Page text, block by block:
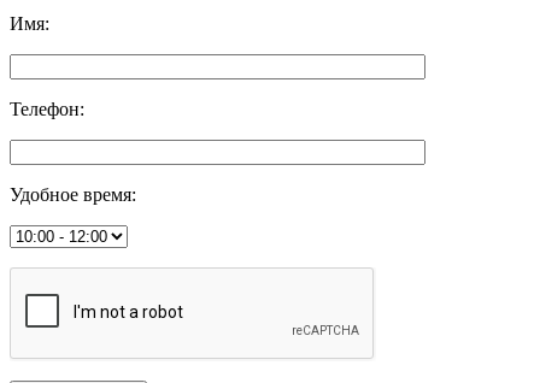
Имя:
Телефон:
Удобное время: